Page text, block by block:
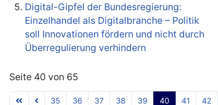
Digital-Gipfel der Bundesregierung:
Einzelhandel als Digitalbranche – Politik
soll Innovationen fördern und nicht durch
Überregulierung verhindern
Seite 40 von 65
35 36 37 38 39 40 41 42